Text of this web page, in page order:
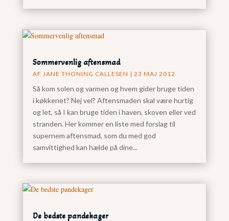
Sommervenlig aftensmad
AF JANE THONING CALLESEN | 23 MAJ 2012
Så kom solen og varmen og hvem gider bruge tiden
i køkkenet? Nej vel? Aftensmaden skal være hurtig
og let, så I kan bruge tiden i haven, skoven eller ved
stranden. Her kommer en liste med forslag til
supernem aftensmad, som du med god
samvittighed kan hælde på dine...
De bedste pandekager